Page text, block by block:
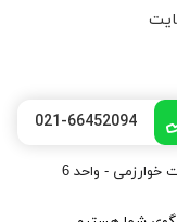
021-66452094
- واحد 6